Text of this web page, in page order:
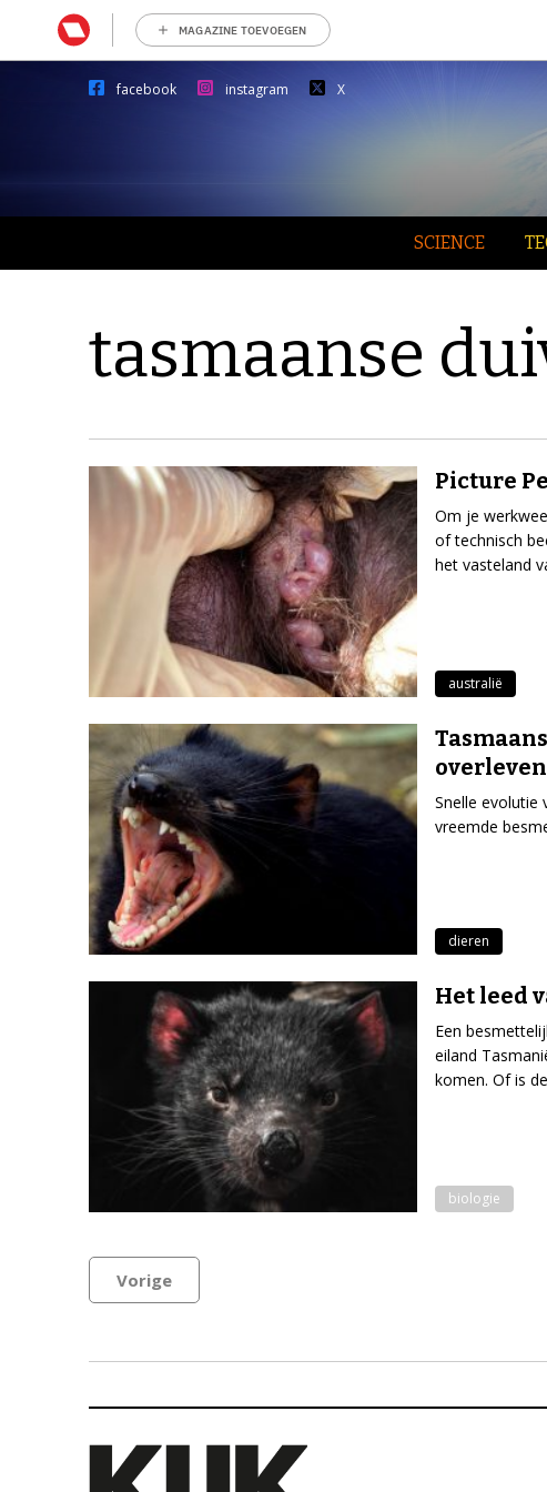
MAGAZINE TOEVOEGEN
facebook instagram X
SCIENCE
tasmaanse
Picture
Om je
of technisch
het vasteland
australië
overleven
Snelle evolutie
vreemde
dieren
Het leed
Een
eiland
komen. Of is
biologie
Vorige